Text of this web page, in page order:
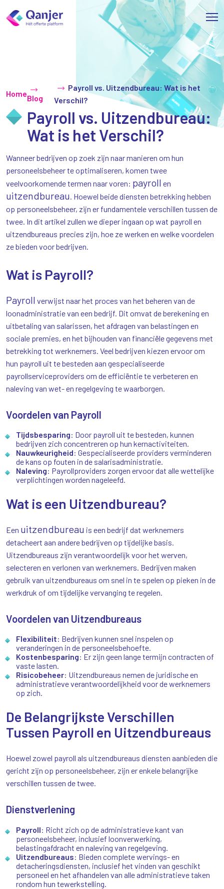
HomeBlog
Payroll vs. Uitzendbureau: Wat is het
Verschil?
Payroll vs. Uitzendbureau:
Wat is het Verschil?
Wanneer bedrijven op zoek zijn naar manieren om hun
personeelsbeheer te optimaliseren, komen twee
veelvoorkomende termen naar voren: payroll en
uitzendbureau. Hoewel beide diensten betrekking hebben
op personeelsbeheer, zijn er fundamentele verschillen tussen de
twee. In dit artikel zullen we dieper ingaan op wat payroll en
uitzendbureaus precies zijn, hoe ze werken en welke voordelen
ze bieden voor bedrijven.
Wat is Payroll?
Payroll verwijst naar het proces van het beheren van de
loonadministratie van een bedrijf. Dit omvat de berekening en
uitbetaling van salarissen, het afdragen van belastingen en
sociale premies, en het bijhouden van financiële gegevens met
betrekking tot werknemers. Veel bedrijven kiezen ervoor om
hun payroll uit te besteden aan gespecialiseerde
payrollserviceproviders om de efficiëntie te verbeteren en
naleving van wet- en regelgeving te waarborgen.
Voordelen van Payroll
Tijdsbesparing: Door payroll uit te besteden, kunnen
bedrijven zich concentreren op hun kernactiviteiten.
Nauwkeurigheid: Gespecialiseerde providers verminderen
de kans op fouten in de salarisadministratie.
Naleving: Payrollproviders zorgen ervoor dat alle wettelijke
verplichtingen worden nageleefd.
Wat is een Uitzendbureau?
Een uitzendbureau is een bedrijf dat werknemers
detacheert aan andere bedrijven op tijdelijke basis.
Uitzendbureaus zijn verantwoordelijk voor het werven,
selecteren en verlonen van werknemers. Bedrijven maken
gebruik van uitzendbureaus om snel in te spelen op pieken in de
werkdruk of om tijdelijke vervanging te regelen.
Voordelen van Uitzendbureaus
Flexibiliteit: Bedrijven kunnen snel inspelen op
veranderingen in de personeelsbehoefte.
Kostenbesparing: Er zijn geen lange termijn contracten of
vaste lasten.
Risicobeheer: Uitzendbureaus nemen de juridische en
administratieve verantwoordelijkheid voor de werknemers
op zich.
De Belangrijkste Verschillen
Tussen Payroll en Uitzendbureaus
Hoewel zowel payroll als uitzendbureaus diensten aanbieden die
gericht zijn op personeelsbeheer, zijn er enkele belangrijke
verschillen tussen de twee.
Dienstverlening
Payroll: Richt zich op de administratieve kant van
personeelsbeheer, inclusief loonverwerking,
belastingafdracht en naleving van regelgeving.
Uitzendbureaus: Bieden complete wervings- en
detacheringsdiensten, inclusief het vinden van geschikt
personeel en het afhandelen van alle administratieve taken
rondom hun tewerkstelling.